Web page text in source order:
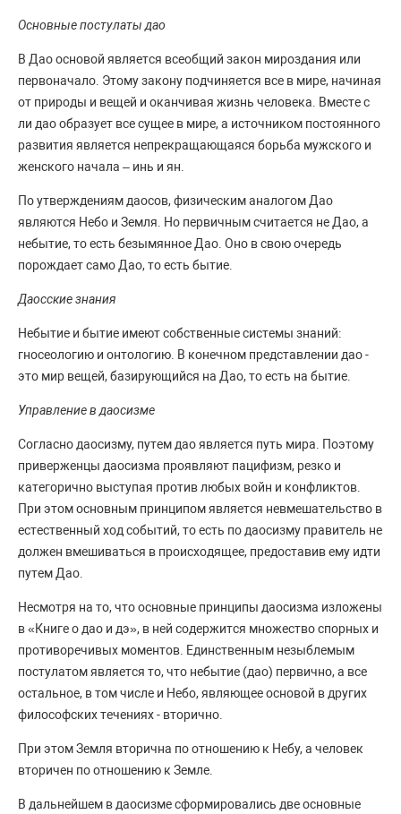
Основные постулаты дао
В Дао основой является всеобщий закон мироздания или
первоначало. Этому закону подчиняется все в мире, начиная
от природы и вещей и оканчивая жизнь человека. Вместе с
ли дао образует все сущее в мире, а источником постоянного
развития является непрекращающаяся борьба мужского и
женского начала – инь и ян.
По утверждениям даосов, физическим аналогом Дао
являются Небо и Земля. Но первичным считается не Дао, а
небытие, то есть безымянное Дао. Оно в свою очередь
порождает само Дао, то есть бытие.
Даосские знания
Небытие и бытие имеют собственные системы знаний:
гносеологию и онтологию. В конечном представлении дао -
это мир вещей, базирующийся на Дао, то есть на бытие.
Управление в даосизме
Согласно даосизму, путем дао является путь мира. Поэтому
приверженцы даосизма проявляют пацифизм, резко и
категорично выступая против любых войн и конфликтов.
При этом основным принципом является невмешательство в
естественный ход событий, то есть по даосизму правитель не
должен вмешиваться в происходящее, предоставив ему идти
путем Дао.
Несмотря на то, что основные принципы даосизма изложены
в «Книге о дао и дэ», в ней содержится множество спорных и
противоречивых моментов. Единственным незыблемым
постулатом является то, что небытие (дао) первично, а все
остальное, в том числе и Небо, являющее основой в других
философских течениях - вторично.
При этом Земля вторична по отношению к Небу, а человек
вторичен по отношению к Земле.
В дальнейшем в даосизме сформировались две основные